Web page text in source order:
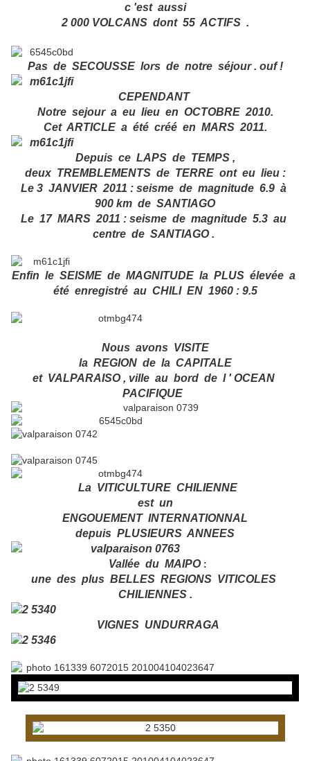
c 'est aussi
2 000 VOLCANS dont 55 ACTIFS .
Pas de SECOUSSE lors de notre séjour . ouf !
CEPENDANT
Notre sejour a eu lieu en OCTOBRE 2010.
Cet ARTICLE a été créé en MARS 2011.
Depuis ce LAPS de TEMPS ,
deux TREMBLEMENTS de TERRE ont eu lieu :
Le 3 JANVIER 2011 : seisme de magnitude 6.9 à
900 km de SANTIAGO
Le 17 MARS 2011 : seisme de magnitude 5.3 au
centre de SANTIAGO .
Enfin le SEISME de MAGNITUDE la PLUS élevée a
été enregistré au CHILI EN 1960 : 9.5
Nous avons VISITE
la REGION de la CAPITALE
et VALPARAISO , ville au bord de l ' OCEAN
PACIFIQUE
La VITICULTURE CHILIENNE
est un
ENGOUEMENT INTERNATIONNAL
depuis PLUSIEURS ANNEES
Vallée du MAIPO:
une des plus BELLES REGIONS VITICOLES
CHILIENNES .
VIGNES UNDURRAGA